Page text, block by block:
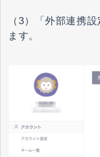
（3）「外部連携
ます。